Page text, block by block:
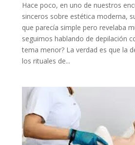
Hace poco, en uno de nuestros
sinceros sobre estética moderna,
que parecía simple pero revelaba
seguimos hablando de depilación
tema menor? La verdad es que la
los rituales de...